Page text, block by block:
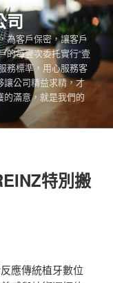
司
為客戶保密，讓客戶
的每壹次委托實行“壹
務標準，用心服務客
讓公司精益求精，才
滿意，就是我們的
特別搬
應傳統植牙數位